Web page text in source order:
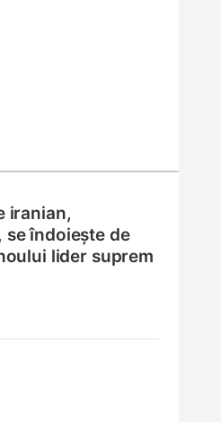
iranian,
se îndoiește de
lider suprem